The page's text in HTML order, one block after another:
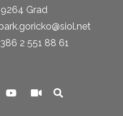
9264 Grad
2 551 88 61